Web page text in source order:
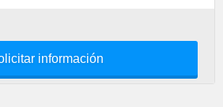
información